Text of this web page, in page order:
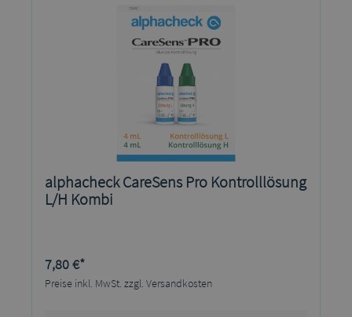
alphacheck CareSens Pro Kontrolllösung
L/H Kombi
7,80 €*
Preise inkl. MwSt. zzgl. Versandkosten